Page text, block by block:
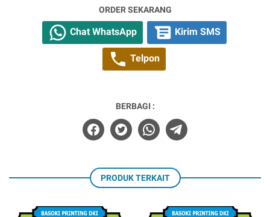
ORDER SEKARANG
Chat WhatsApp Kirim SMS
Telpon
BERBAGI :
PRODUK TERKAIT